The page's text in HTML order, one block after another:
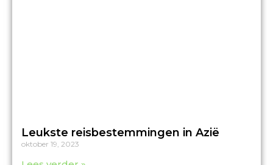
Leukste reisbestemmingen in Azië
oktober 19, 2023